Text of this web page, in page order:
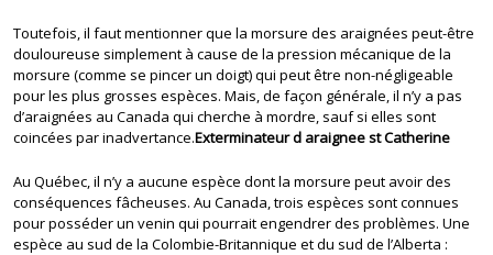
Toutefois, il faut mentionner que la morsure des araignées peut-être
douloureuse simplement à cause de la pression mécanique de la
morsure (comme se pincer un doigt) qui peut être non-négligeable
pour les plus grosses espèces. Mais, de façon générale, il n’y a pas
d’araignées au Canada qui cherche à mordre, sauf si elles sont
coincées par inadvertance.Exterminateur d araignee st Catherine
Au Québec, il n’y a aucune espèce dont la morsure peut avoir des
conséquences fâcheuses. Au Canada, trois espèces sont connues
pour posséder un venin qui pourrait engendrer des problèmes. Une
espèce au sud de la Colombie-Britannique et du sud de l’Alberta :